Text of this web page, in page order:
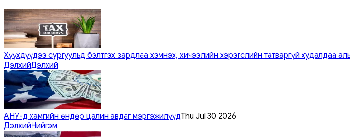
Хүүхдүүдээ сургуульд бэлтгэх зардлаа хэмнэх, хичээлийн хэрэгслийн татваргүй худалдаа
ДэлхийДэлхий
АНУ-д хамгийн өндөр цалин авдаг мэргэжилүүдThu Jul 30 2026
ДэлхийНийгэм